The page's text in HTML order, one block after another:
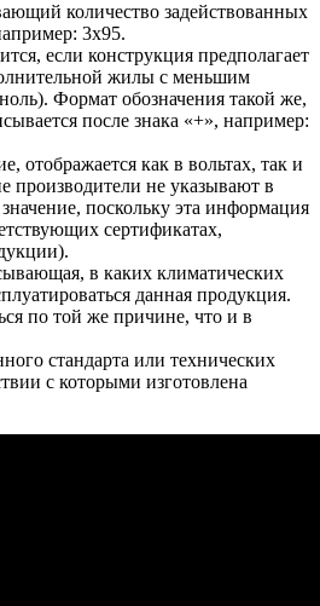
количество задействованных
3х95.
если конструкция предполагает
жилы с меньшим
Формат обозначения такой же,
после знака «+», например:
отображается как в вольтах, так и
производители не указывают в
поскольку эта информация
сертификатах,
в каких климатических
данная продукция.
по той же причине, что и в
стандарта или технических
с которыми изготовлена